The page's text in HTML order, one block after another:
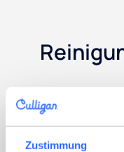
Zustimmung